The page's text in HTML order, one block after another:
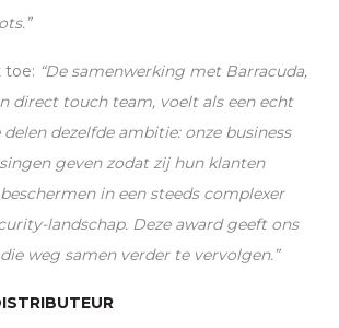
toe: “De samenwerking met Barracuda,
direct touch team, voelt als een echt
dezelfde ambitie: onze business
geven zodat zij hun klanten
in een steeds complexer
landschap. Deze award geeft ons
weg samen verder te vervolgen.”